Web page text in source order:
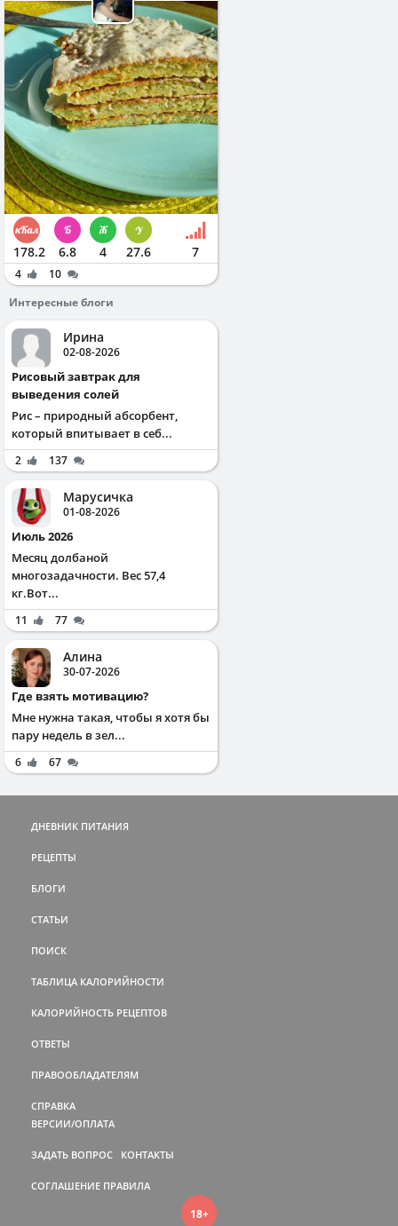
178.2 6.8 4 27.6 7
4
10
Интересные блоги
Ирина
02-08-2026
Рисовый завтрак для
выведения солей
Рис – природный абсорбент,
который впитывает в себ...
2 137
Марусичка
01-08-2026
Июль 2026
Месяц долбаной
многозадачности. Вес 57,4
кг.Вот...
11 77
Алина
30-07-2026
Где взять мотивацию?
Мне нужна такая, чтобы я хотя бы
пару недель в зел...
6 67
ДНЕВНИК ПИТАНИЯ
РЕЦЕПТЫ
БЛОГИ
СТАТЬИ
ПОИСК
ТАБЛИЦА КАЛОРИЙНОСТИ
КАЛОРИЙНОСТЬ РЕЦЕПТОВ
ОТВЕТЫ
ПРАВООБЛАДАТЕЛЯМ
СПРАВКА
ВЕРСИИ/ОПЛАТА
ЗАДАТЬ ВОПРОС КОНТАКТЫ
СОГЛАШЕНИЕ ПРАВИЛА
18+